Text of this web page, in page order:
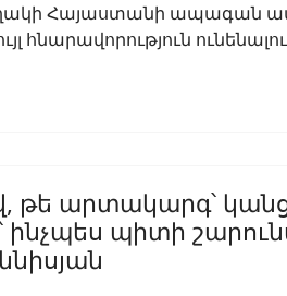
Հայաստանի ապագան
հնարավորություն
թե արտակարգ՝
ինչպես պիտի